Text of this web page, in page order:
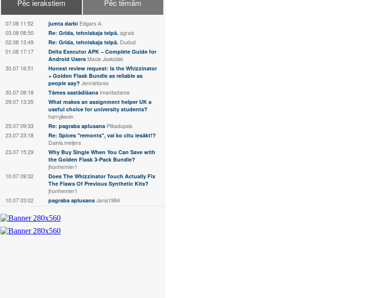
Pēc ierakstiem Pēc tēmām
07.08 11:52 jumta darbi Edgars А
03.08 08:50 Re: Grīda, tehniskaja telpā. agrais
02.08 13:49 Re: Grīda, tehniskaja telpā. Dudud
01.08 17:17
Delta Executor APK – Complete Guide for
Android Users Macie Jaskolski
30.07 16:51
Honest review request: Is the Whizzinator
+ Golden Flask Bundle as reliable as
people say? Jennietores
30.07 08:18 Tāmes sastādīšana Imantsctame
29.07 13:35
What makes an assignment helper UK a
useful choice for university students?
harryjkevin
25.07 09:33 Re: pagraba aplusana Plikadupsis
23.07 23:18
Re: Spices "remonts", vai ko citu iesākt!?
Dainis.meijers
23.07 15:29
Why Buy Single When You Can Save with
the Golden Flask 3-Pack Bundle?
jhonhemler1
10.07 09:32
Does The Whizzinator Touch Actually Fix
The Flaws Of Previous Synthetic Kits?
jhonhemler1
10.07 03:02 pagraba aplusana Janis1984